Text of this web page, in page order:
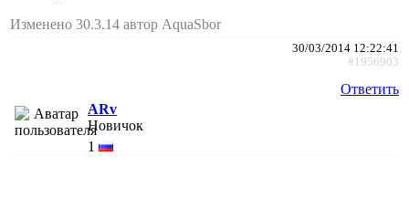
Изменено 30.3.14 автор AquaSbor
30/03/2014 12:22:41
#1956903
Ответить
ARv
Новичок
1